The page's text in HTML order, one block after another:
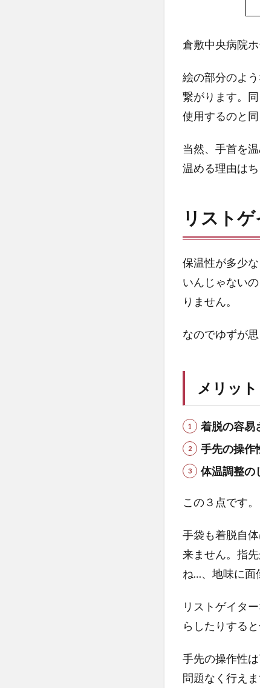
ト
イ
タ
ー
は
脇
と
た
じ
4
HOUDINI
POWER
WRIST
て
み
感
想
6
い
倉敷中央病院
絵の部分のよ
繋がります。
使用するのと同
当然、手首を
温める理由はち
リスト
保温性が多少
いんじゃない
りません。
なのでゆずが
メリット
着脱の容易
手先の操作
体温調整の
この３点です。
手袋も着脱自
来ません。指
ね…、地味に面
リストゲイタ
らしたりする
手先の操作性
問題なく行えま